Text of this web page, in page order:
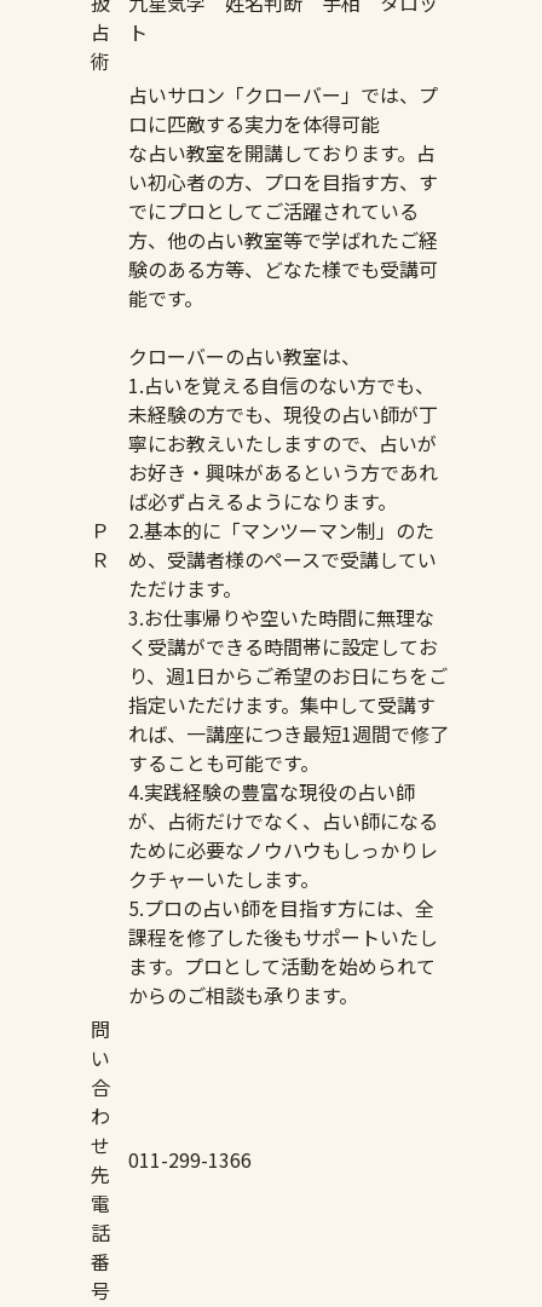
占
術
ト
Ｐ
Ｒ
占いサロン「クローバー」では、プ
ロに匹敵する実力を体得可能
な占い教室を開講しております。占
い初心者の方、プロを目指す方、す
でにプロとしてご活躍されている
方、他の占い教室等で学ばれたご経
験のある方等、どなた様でも受講可
能です。
クローバーの占い教室は、
1.占いを覚える自信のない方でも、
未経験の方でも、現役の占い師が丁
寧にお教えいたしますので、占いが
お好き・興味があるという方であれ
ば必ず占えるようになります。
2.基本的に「マンツーマン制」のた
め、受講者様のペースで受講してい
ただけます。
3.お仕事帰りや空いた時間に無理な
く受講ができる時間帯に設定してお
り、週1日からご希望のお日にちをご
指定いただけます。集中して受講す
れば、一講座につき最短1週間で修了
することも可能です。
4.実践経験の豊富な現役の占い師
が、占術だけでなく、占い師になる
ために必要なノウハウもしっかりレ
クチャーいたします。
5.プロの占い師を目指す方には、全
課程を修了した後もサポートいたし
ます。プロとして活動を始められて
からのご相談も承ります。
問
い
合
わ
せ
先
電
話
番
号
011-299-1366